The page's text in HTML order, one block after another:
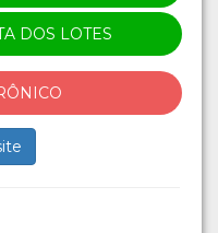
DOS LOTES